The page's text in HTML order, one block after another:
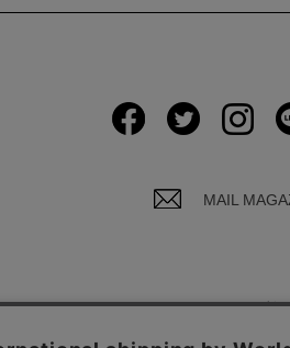
MAIL
シーポリシーについて ご利